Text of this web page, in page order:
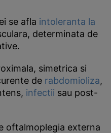
se afla intoleranta la
determinata de
simetrica si
de rabdomioliza,
infectii sau post-
oftalmoplegia externa